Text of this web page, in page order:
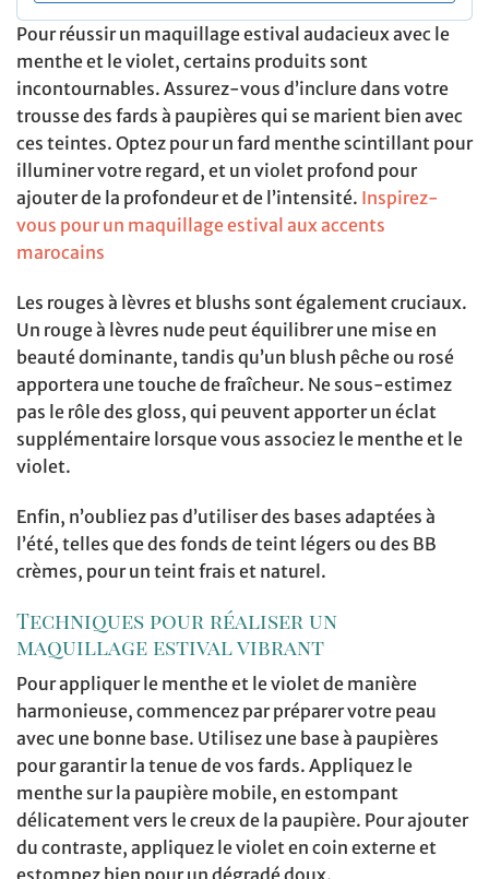
Pour réussir un maquillage estival audacieux avec le
menthe et le violet, certains produits sont
incontournables. Assurez-vous d’inclure dans votre
trousse des fards à paupières qui se marient bien avec
ces teintes. Optez pour un fard menthe scintillant pour
illuminer votre regard, et un violet profond pour
ajouter de la profondeur et de l’intensité. Inspirez-
vous pour un maquillage estival aux accents
marocains
Les rouges à lèvres et blushs sont également cruciaux.
Un rouge à lèvres nude peut équilibrer une mise en
beauté dominante, tandis qu’un blush pêche ou rosé
apportera une touche de fraîcheur. Ne sous-estimez
pas le rôle des gloss, qui peuvent apporter un éclat
supplémentaire lorsque vous associez le menthe et le
violet.
Enfin, n’oubliez pas d’utiliser des bases adaptées à
l’été, telles que des fonds de teint légers ou des BB
crèmes, pour un teint frais et naturel.
Techniques pour réaliser un
maquillage estival vibrant
Pour appliquer le menthe et le violet de manière
harmonieuse, commencez par préparer votre peau
avec une bonne base. Utilisez une base à paupières
pour garantir la tenue de vos fards. Appliquez le
menthe sur la paupière mobile, en estompant
délicatement vers le creux de la paupière. Pour ajouter
du contraste, appliquez le violet en coin externe et
estompez bien pour un dégradé doux.